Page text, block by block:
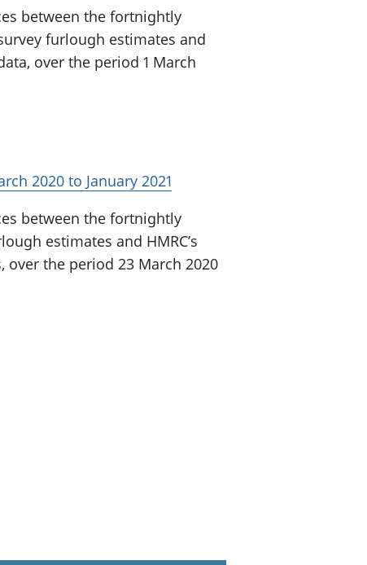
between the fortnightly
furlough estimates and
over the period 1 March
2020 to January 2021
between the fortnightly
estimates and HMRC’s
over the period 23 March 2020